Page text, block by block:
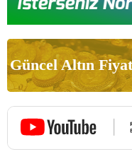
Güncel Altın